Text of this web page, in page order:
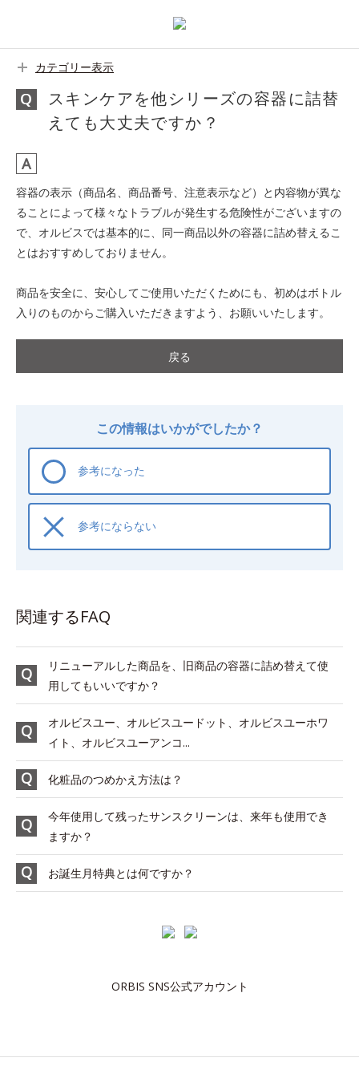
カテゴリー表示
スキンケアを他シリーズの容器に詰替
えても大丈夫ですか？
容器の表示（商品名、商品番号、注意表示など）と内容物が異な
ることによって様々なトラブルが発生する危険性がございますの
で、オルビスでは基本的に、同一商品以外の容器に詰め替えるこ
とはおすすめしておりません。
商品を安全に、安心してご使用いただくためにも、初めはボトル
入りのものからご購入いただきますよう、お願いいたします。
戻る
この情報はいかがでしたか？
参考になった
参考にならない
関連するFAQ
リニューアルした商品を、旧商品の容器に詰め替えて使
用してもいいですか？
オルビスユー、オルビスユードット、オルビスユーホワ
イト、オルビスユーアンコ...
化粧品のつめかえ方法は？
今年使用して残ったサンスクリーンは、来年も使用でき
ますか？
お誕生月特典とは何ですか？
ORBIS SNS公式アカウント